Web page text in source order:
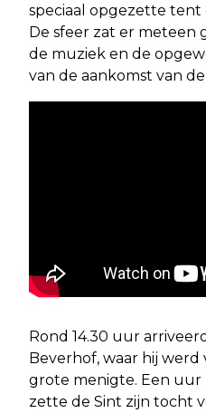
speciaal opgezette tent
De sfeer zat er meteen
de muziek en de
van de aankomst van
Rond 14.30 uur
Beverhof, waar hij
grote menigte. Een uur
zette de Sint zijn tocht